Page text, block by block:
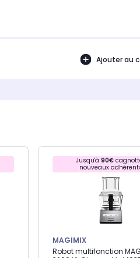
Ajouter au
Jusqu'à 90€
nouveaux
MAGIMIX
Robot multifonction